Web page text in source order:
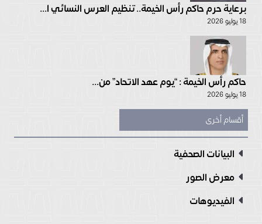
برعاية حرم حاكم رأس الخيمة.. تنظيم العرس النسائي ا...
18 يوليو 2026
حاكم رأس الخيمة : “يوم عهد الاتحاد” من...
18 يوليو 2026
أقسام أخرى
البيانات الصحفية
معرض الصور
الفيديوهات